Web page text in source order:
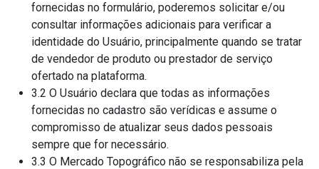
fornecidas no formulário, poderemos solicitar e/ou
consultar informações adicionais para verificar a
identidade do Usuário, principalmente quando se tratar
de vendedor de produto ou prestador de serviço
ofertado na plataforma.
3.2 O Usuário declara que todas as informações
fornecidas no cadastro são verídicas e assume o
compromisso de atualizar seus dados pessoais
sempre que for necessário.
3.3 O Mercado Topográfico não se responsabiliza pela